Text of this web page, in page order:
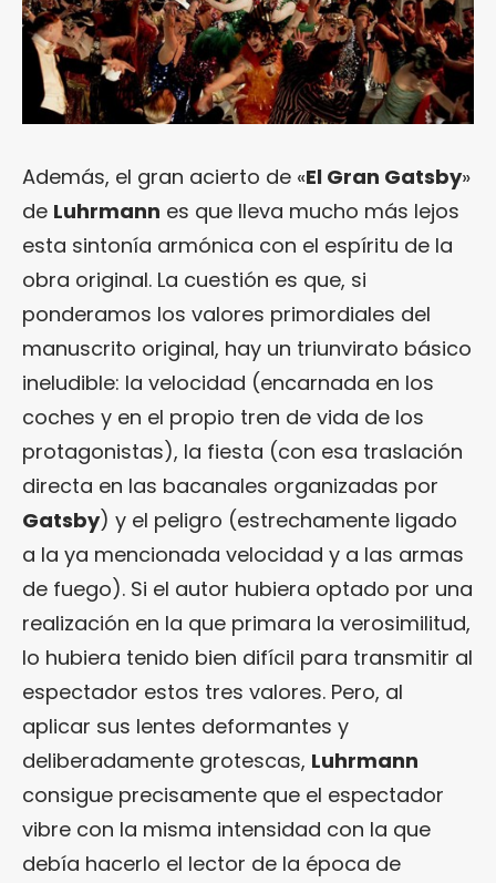
Además, el gran acierto de «El Gran Gatsby»
de Luhrmann es que lleva mucho más lejos
esta sintonía armónica con el espíritu de la
obra original. La cuestión es que, si
ponderamos los valores primordiales del
manuscrito original, hay un triunvirato básico
ineludible: la velocidad (encarnada en los
coches y en el propio tren de vida de los
protagonistas), la fiesta (con esa traslación
directa en las bacanales organizadas por
Gatsby) y el peligro (estrechamente ligado
a la ya mencionada velocidad y a las armas
de fuego). Si el autor hubiera optado por una
realización en la que primara la verosimilitud,
lo hubiera tenido bien difícil para transmitir al
espectador estos tres valores. Pero, al
aplicar sus lentes deformantes y
deliberadamente grotescas, Luhrmann
consigue precisamente que el espectador
vibre con la misma intensidad con la que
debía hacerlo el lector de la época de